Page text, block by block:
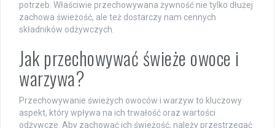
potrzeb. Właściwie przechowywana żywność nie tylko dłużej
zachowa świeżość, ale też dostarczy nam cennych
składników odżywczych.
Jak przechowywać świeże owoce i
warzywa?
Przechowywanie świeżych owoców i warzyw to kluczowy
aspekt, który wpływa na ich trwałość oraz wartości
odżywcze. Aby zachować ich świeżość, należy przestrzegać